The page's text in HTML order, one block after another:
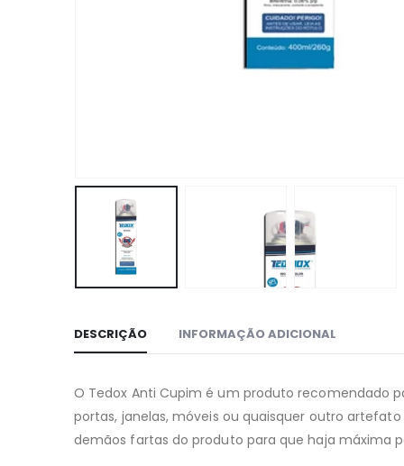
DESCRIÇÃO INFORMAÇÃO ADICIONAL
O Tedox Anti Cupim é um produto recomendado
portas, janelas, móveis ou quaisquer outro
demãos fartas do produto para que haja máxima